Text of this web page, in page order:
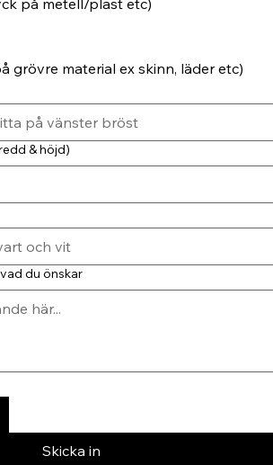
grövre material ex skinn, läder etc)
& höjd)
du önskar
Skicka in